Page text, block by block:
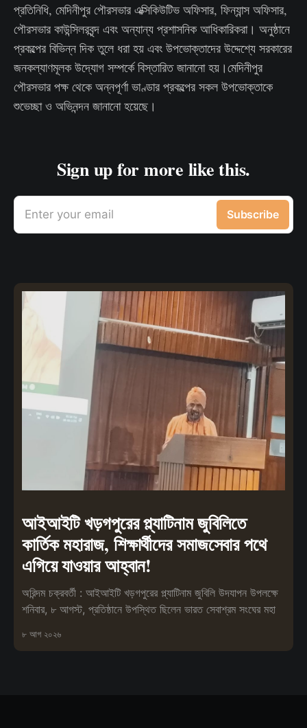
প্রতিনিধি, মেদিনীপুর পৌরসভার এক্সিকিউটিভ অফিসার, ফিন্যান্স অফিসার,
পৌরসভার কাউন্সিলরবৃন্দ এবং অন্যান্য প্রশাসনিক আধিকারিকরা। অনুষ্ঠানে
প্রকল্পের বিভিন্ন দিক তুলে ধরা হয় এবং উপভোক্তাদের উদ্দেশ্যে সরকারের
জনকল্যাণমূলক উদ্যোগ সম্পর্কে বিস্তারিত জানানো হয়।মেদিনীপুর
পৌরসভার পক্ষ থেকে অন্নপূর্ণা ভাণ্ডার প্রকল্পের সকল উপভোক্তাকে
শুভেচ্ছা ও অভিনন্দন জানানো হয়েছে।
Sign up for more like this.
Enter your email Subscribe
আইআইটি খড়গপুরের প্ল্যাটিনাম জুবিলিতে
কার্তিক মহারাজ, শিক্ষার্থীদের সমাজসেবার পথে
এগিয়ে যাওয়ার আহ্বান!
অরিন্দম চক্রবর্তী : আইআইটি খড়গপুরের প্ল্যাটিনাম জুবিলি উদযাপন উপলক্ষে
শনিবার, ৮ আগস্ট, প্রতিষ্ঠানে উপস্থিত ছিলেন ভারত সেবাশ্রম সংঘের মহা
৮ আগ ২০২৬